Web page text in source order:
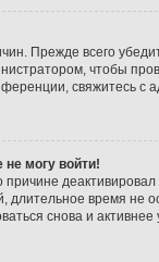
Прежде всего
чтобы
свяжитесь с
не могу войти!
длительное время
снова и активнее